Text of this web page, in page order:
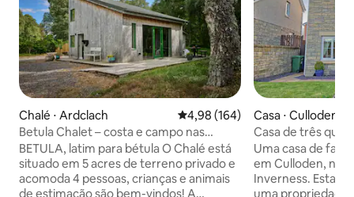
Chalé ⋅ Ardclach 4,98 de uma avaliação média de
4,98 (164)
Betula Chalet – costa e campo nas
Terras Altas
BETULA, latim para bétula ​O Chalé está
situado em 5 acres de terreno privado e
acomoda 4 pessoas, crianças e animais
de estimação são bem-vindos! A
Casa ⋅ Culloden
Casa de três
Inverness
Uma casa de
em Culloden, na
Inverness. Esta
uma propriedade